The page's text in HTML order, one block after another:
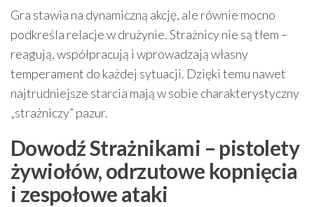
Gra stawia na dynamiczną akcję, ale równie mocno
podkreśla relacje w drużynie. Strażnicy nie są tłem –
reagują, współpracują i wprowadzają własny
temperament do każdej sytuacji. Dzięki temu nawet
najtrudniejsze starcia mają w sobie charakterystyczny
„strażniczy” pazur.
Dowodź Strażnikami – pistolety
żywiołów, odrzutowe kopnięcia
i zespołowe ataki